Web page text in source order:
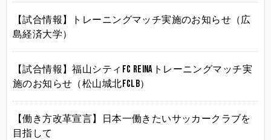
【試合情報】トレーニングマッチ実施のお知らせ（広
島経済大学）
【試合情報】福山シティFC Reinaトレーニングマッチ実
施のお知らせ（松山城北FCLB）
【働き方改革宣言】日本一働きたいサッカークラブを
目指して